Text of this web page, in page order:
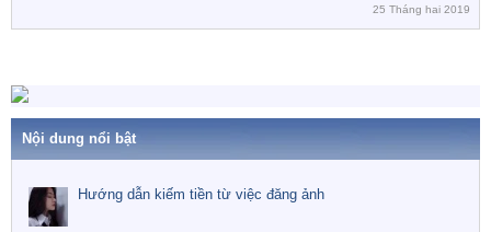
25 Tháng hai 2019
Nội dung nổi bật
Hướng dẫn kiếm tiền từ việc đăng ảnh